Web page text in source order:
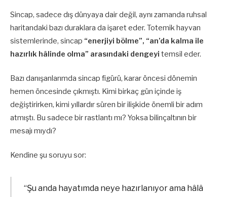
Sincap, sadece dış dünyaya dair değil, aynı zamanda ruhsal
haritandaki bazı duraklara da işaret eder. Totemik hayvan
sistemlerinde, sincap “enerjiyi bölme”, “an’da kalma ile
hazırlık hâlinde olma” arasındaki dengeyi temsil eder.
Bazı danışanlarımda sincap figürü, karar öncesi dönemin
hemen öncesinde çıkmıştı. Kimi birkaç gün içinde iş
değiştirirken, kimi yıllardır süren bir ilişkide önemli bir adım
atmıştı. Bu sadece bir rastlantı mı? Yoksa bilinçaltının bir
mesajı mıydı?
Kendine şu soruyu sor:
“Şu anda hayatımda neye hazırlanıyor ama hâlâ